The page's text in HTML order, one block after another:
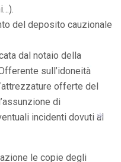
del deposito cauzionale
dal notaio della
sull’idoneità
offerte del
di
incidenti dovuti al
le copie degli
*